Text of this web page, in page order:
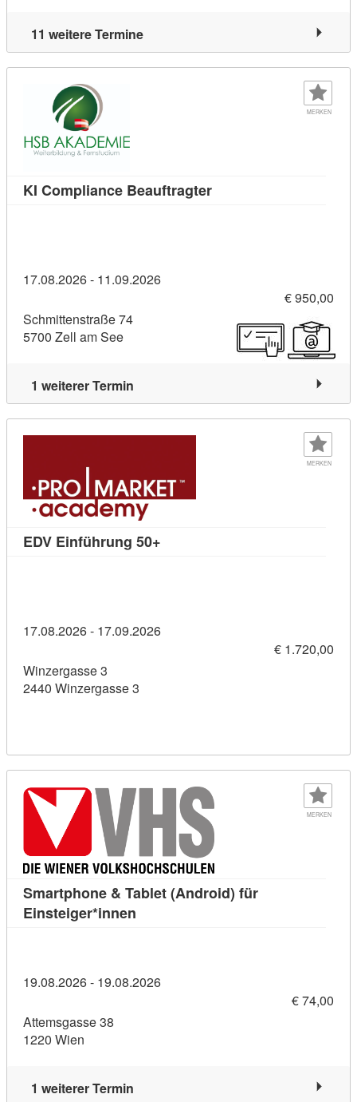
11 weitere Termine
MERKEN
KI Compliance BeauftragterKursdetail: KI
17.08.2026 - 11.09.2026
€ 950,00
Schmittenstraße 74
5700 Zell am See
1 weiterer Termin
MERKEN
EDV Einführung 50+
17.08.2026 - 17.09.2026
€ 1.720,00
Winzergasse 3
2440 Winzergasse 3
MERKEN
Smartphone & Tablet (Android) für
Einsteiger*innen
19.08.2026 - 19.08.2026
€ 74,00
Attemsgasse 38
1220 Wien
1 weiterer Termin